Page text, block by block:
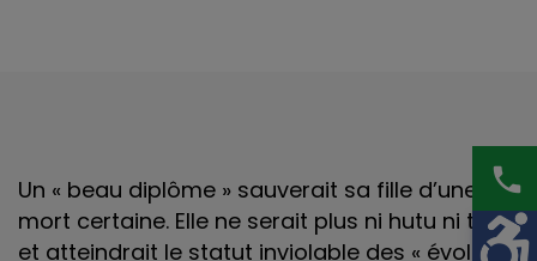
Un « beau diplôme » sauverait sa fille d’une
mort certaine. Elle ne serait plus ni hutu ni tutsi
et atteindrait le statut inviolable des « évolués
phone